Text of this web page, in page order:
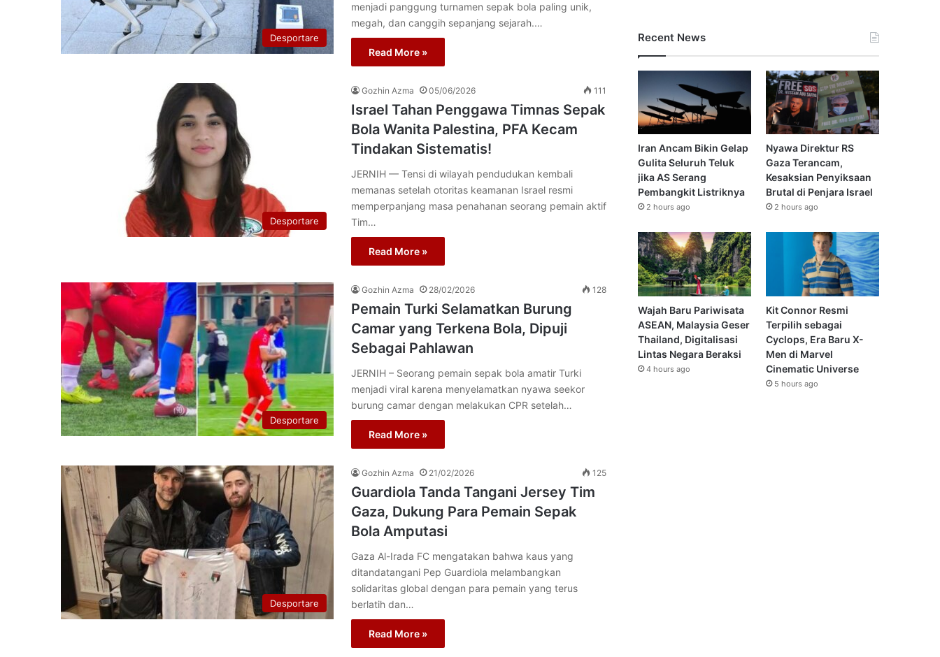
Desportare
menjadi panggung turnamen sepak bola paling unik,
megah, dan canggih sepanjang sejarah.…
Read More »
Desportare
Gozhin Azma 05/06/2026 111
Israel Tahan Penggawa Timnas Sepak
Bola Wanita Palestina, PFA Kecam
Tindakan Sistematis!
JERNIH — Tensi di wilayah pendudukan kembali
memanas setelah otoritas keamanan Israel resmi
memperpanjang masa penahanan seorang pemain aktif
Tim…
Read More »
Desportare
Gozhin Azma 28/02/2026 128
Pemain Turki Selamatkan Burung
Camar yang Terkena Bola, Dipuji
Sebagai Pahlawan
JERNIH – Seorang pemain sepak bola amatir Turki
menjadi viral karena menyelamatkan nyawa seekor
burung camar dengan melakukan CPR setelah…
Read More »
Desportare
Gozhin Azma 21/02/2026 125
Guardiola Tanda Tangani Jersey Tim
Gaza, Dukung Para Pemain Sepak
Bola Amputasi
Gaza Al-Irada FC mengatakan bahwa kaus yang
ditandatangani Pep Guardiola melambangkan
solidaritas global dengan para pemain yang terus
berlatih dan…
Read More »
Recent News
Iran Ancam Bikin Gelap
Gulita Seluruh Teluk
jika AS Serang
Pembangkit Listriknya
2 hours ago
Nyawa Direktur RS
Gaza Terancam,
Kesaksian Penyiksaan
Brutal di Penjara Israel
2 hours ago
Wajah Baru Pariwisata
ASEAN, Malaysia Geser
Thailand, Digitalisasi
Lintas Negara Beraksi
4 hours ago
Kit Connor Resmi
Terpilih sebagai
Cyclops, Era Baru X-
Men di Marvel
Cinematic Universe
5 hours ago